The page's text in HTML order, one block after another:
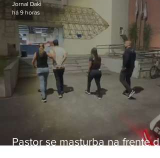
Pastor se masturba na frente de
Jornal Daki
há 9 horas